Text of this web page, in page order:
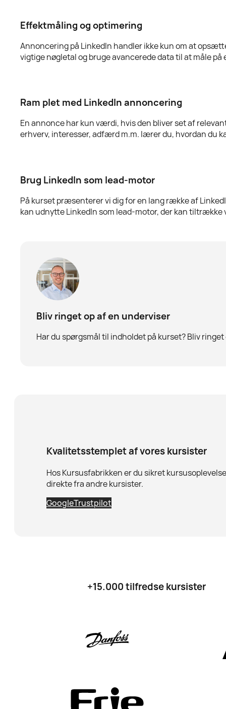
Effektmåling og optimering
Annoncering på LinkedIn handler ikke kun om at
vigtige nøgletal og bruge avancerede data til at måle
Ram plet med LinkedIn annoncering
En annonce har kun værdi, hvis den bliver set af
erhverv, interesser, adfærd m.m. lærer du, hvordan du
Brug LinkedIn som lead-motor
På kurset præsenterer vi dig for en lang række af
kan udnytte LinkedIn som lead-motor, der kan tiltrække
Bliv ringet op af en underviser
Har du spørgsmål til indholdet på kurset? Bliv
Kvalitetsstemplet af vores kursister
Hos Kursusfabrikken er du sikret
direkte fra andre kursister.
GoogleTrustpilot
+15.000 tilfredse kursister